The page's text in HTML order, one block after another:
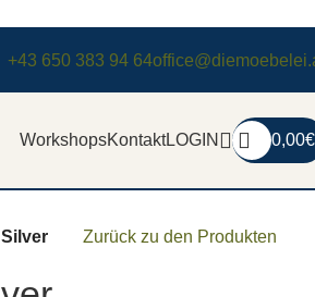
+43 650 383 94 64
WorkshopsKontaktLOGIN 0,00€
Zurück zu den Produkten